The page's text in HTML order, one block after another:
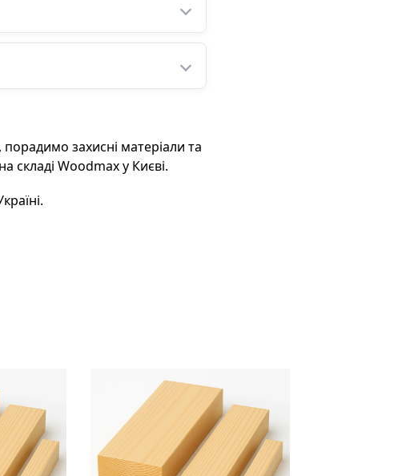
захисні матеріали та
складі Woodmax у Києві.